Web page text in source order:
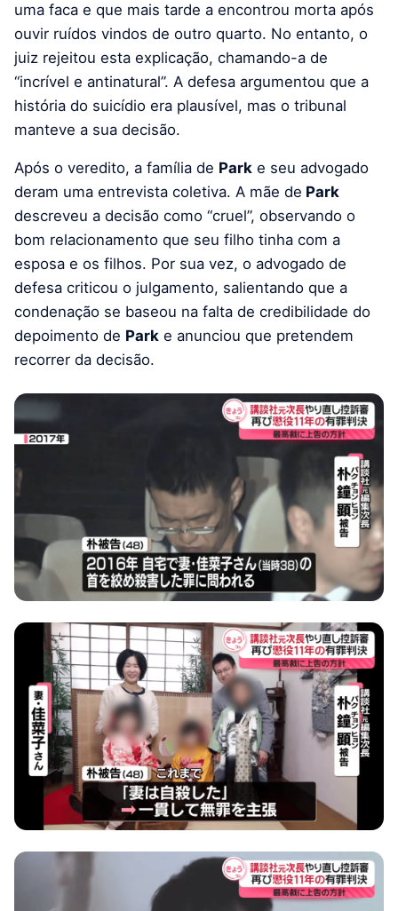
uma faca e que mais tarde a encontrou morta após
ouvir ruídos vindos de outro quarto. No entanto, o
juiz rejeitou esta explicação, chamando-a de
“incrível e antinatural”. A defesa argumentou que a
história do suicídio era plausível, mas o tribunal
manteve a sua decisão.
Após o veredito, a família de Park e seu advogado
deram uma entrevista coletiva. A mãe de Park
descreveu a decisão como “cruel”, observando o
bom relacionamento que seu filho tinha com a
esposa e os filhos. Por sua vez, o advogado de
defesa criticou o julgamento, salientando que a
condenação se baseou na falta de credibilidade do
depoimento de Park e anunciou que pretendem
recorrer da decisão.